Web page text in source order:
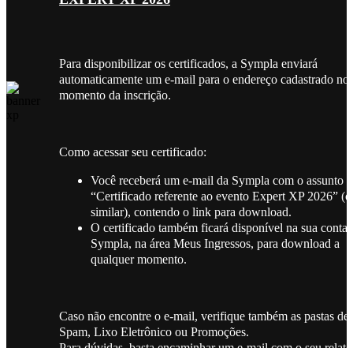
Para disponibilizar os certificados, a Sympla enviará
automaticamente um e-mail para o endereço cadastrado no
momento da inscrição.
Como acessar seu certificado:
Você receberá um e-mail da Sympla com o assunto
“Certificado referente ao evento Expert XP 2026”
similar), contendo o link para download.
O certificado também ficará disponível na sua conta
Sympla, na área Meus Ingressos, para download a
qualquer momento.
Caso não encontre o e-mail, verifique também as pastas de
Spam, Lixo Eletrônico ou Promoções.